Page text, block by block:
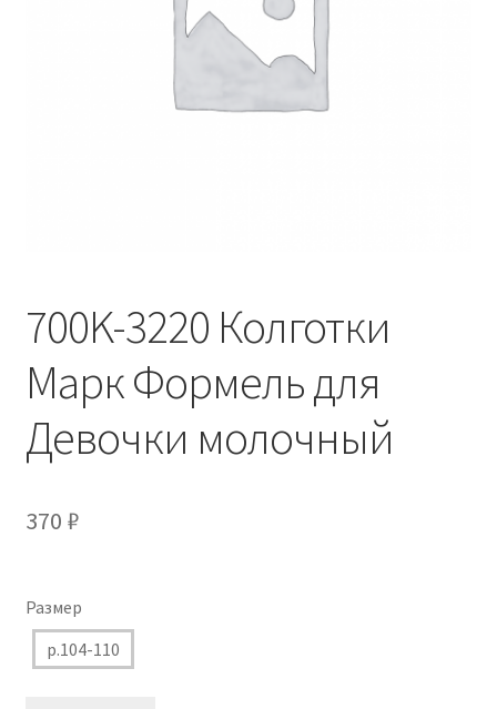
700K-3220 Колготки
Марк Формель для
Девочки молочный
370 ₽
Размер
р.104-110